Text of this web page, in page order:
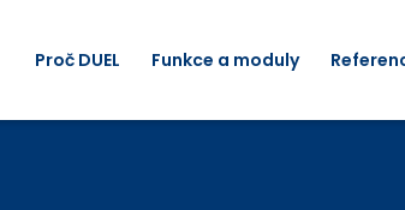
Proč DUEL Funkce a moduly